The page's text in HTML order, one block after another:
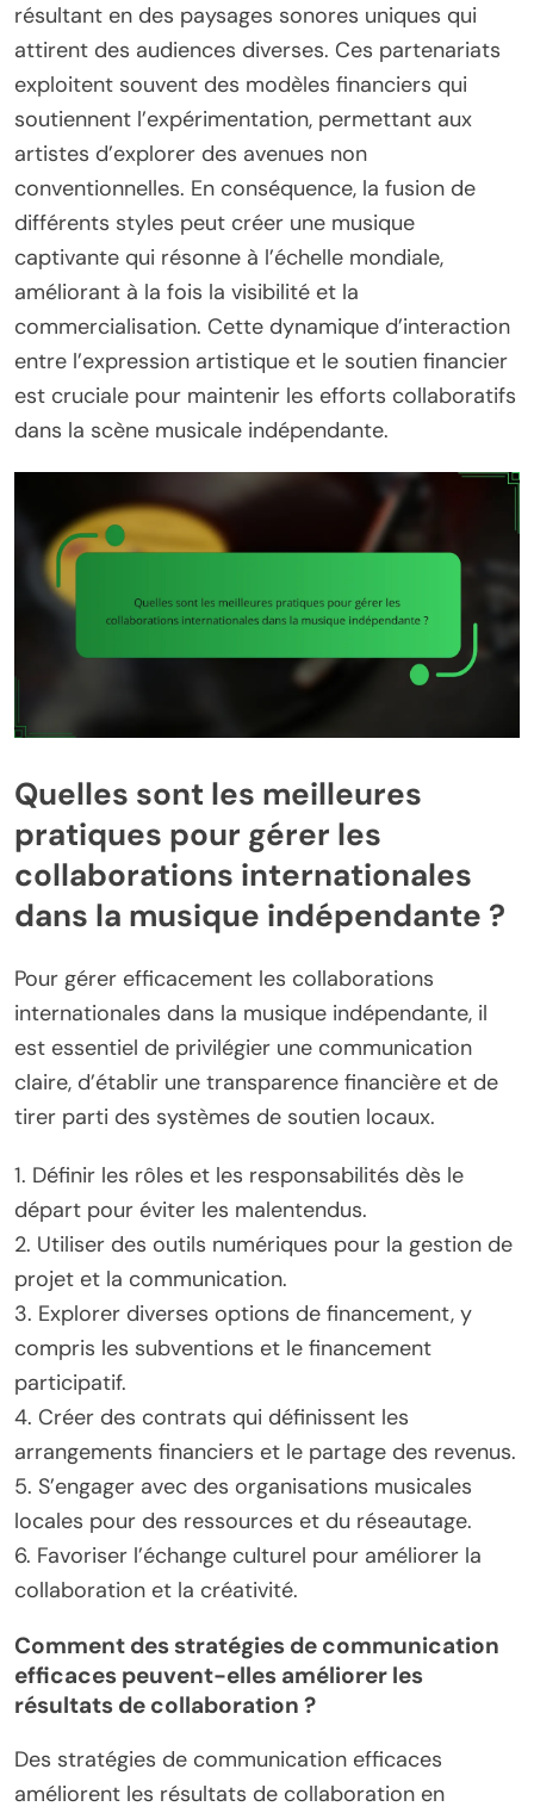
résultant en des paysages sonores uniques qui
attirent des audiences diverses. Ces partenariats
exploitent souvent des modèles financiers qui
soutiennent l’expérimentation, permettant aux
artistes d’explorer des avenues non
conventionnelles. En conséquence, la fusion de
différents styles peut créer une musique
captivante qui résonne à l’échelle mondiale,
améliorant à la fois la visibilité et la
commercialisation. Cette dynamique d’interaction
entre l’expression artistique et le soutien financier
est cruciale pour maintenir les efforts collaboratifs
dans la scène musicale indépendante.
Quelles sont les meilleures
pratiques pour gérer les
collaborations internationales
dans la musique indépendante ?
Pour gérer efficacement les collaborations
internationales dans la musique indépendante, il
est essentiel de privilégier une communication
claire, d’établir une transparence financière et de
tirer parti des systèmes de soutien locaux.
1. Définir les rôles et les responsabilités dès le
départ pour éviter les malentendus.
2. Utiliser des outils numériques pour la gestion de
projet et la communication.
3. Explorer diverses options de financement, y
compris les subventions et le financement
participatif.
4. Créer des contrats qui définissent les
arrangements financiers et le partage des revenus.
5. S’engager avec des organisations musicales
locales pour des ressources et du réseautage.
6. Favoriser l’échange culturel pour améliorer la
collaboration et la créativité.
Comment des stratégies de communication
efficaces peuvent-elles améliorer les
résultats de collaboration ?
Des stratégies de communication efficaces
améliorent les résultats de collaboration en